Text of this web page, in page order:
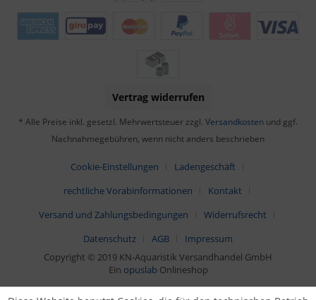
Vertrag widerrufen
* Alle Preise inkl. gesetzl. Mehrwertsteuer zzgl. Versandkosten und ggf.
Nachnahmegebühren, wenn nicht anders beschrieben
Cookie-Einstellungen
Ladengeschäft
rechtliche Vorabinformationen
Kontakt
Versand und Zahlungsbedingungen
Widerrufsrecht
Datenschutz
AGB
Impressum
Copyright © 2019 KN-Aquaristik Versandhandel GmbH
Ein opuslab Onlineshop